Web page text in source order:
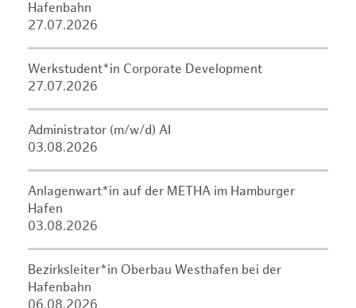
Hafenbahn
27.07.2026
Werkstudent*in Corporate Development
27.07.2026
Administrator (m/w/d) AI
03.08.2026
Anlagenwart*in auf der METHA im Hamburger
Hafen
03.08.2026
Bezirksleiter*in Oberbau Westhafen bei der
Hafenbahn